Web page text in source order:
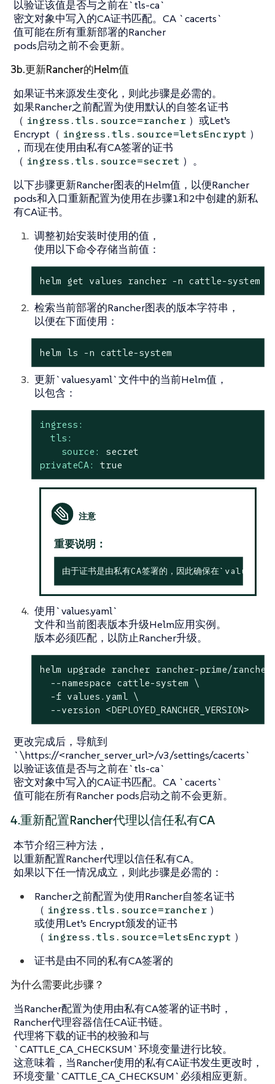
以验证该值是否与之前在`tls-ca`
密文对象中写入的CA证书匹配。CA `cacerts`
值可能在所有重新部署的Rancher
pods启动之前不会更新。
3b.更新Rancher的Helm值
如果证书来源发生变化，则此步骤是必需的。
如果Rancher之前配置为使用默认的自签名证书
（ ingress.tls.source=rancher ）或Let’s
Encrypt（ ingress.tls.source=letsEncrypt ）
，而现在使用由私有CA签署的证书
（ ingress.tls.source=secret ）。
以下步骤更新Rancher图表的Helm值，以便Rancher
pods和入口重新配置为使用在步骤1和2中创建的新私
有CA证书。
调整初始安装时使用的值，
使用以下命令存储当前值：
helm get values rancher -n cattle-system -
检索当前部署的Rancher图表的版本字符串，
以便在下面使用：
helm ls -n cattle-system
更新`values.yaml`文件中的当前Helm值，
以包含：
ingress:
tls:
source:
secret
privateCA:
true
重要说明：
由于证书是由私有CA签署的，因此确保在
使用`values.yaml`
文件和当前图表版本升级Helm应用实例。
版本必须匹配，以防止Rancher升级。
helm upgrade rancher rancher-prime/
  --namespace cattle-system \
  -f values.yaml \
  --version <DEPLOYED_RANCHER_VERSION>
更改完成后，导航到
`\https://<rancher_server_url>/v3/settings/cacerts`
以验证该值是否与之前在`tls-ca`
密文对象中写入的CA证书匹配。CA `cacerts`
值可能在所有Rancher pods启动之前不会更新。
4.重新配置Rancher代理以信任私有CA
本节介绍三种方法，
以重新配置Rancher代理以信任私有CA。
如果以下任一情况成立，则此步骤是必需的：
Rancher之前配置为使用Rancher自签名证书
（ ingress.tls.source=rancher ）
或使用Let’s Encrypt颁发的证书
（ ingress.tls.source=letsEncrypt ）
证书是由不同的私有CA签署的
为什么需要此步骤？
当Rancher配置为使用由私有CA签署的证书时，
Rancher代理容器信任CA证书链。
代理将下载的证书的校验和与
`CATTLE_CA_CHECKSUM`环境变量进行比较。
这意味着，当Rancher使用的私有CA证书发生更改时，
环境变量`CATTLE_CA_CHECKSUM`必须相应更新。